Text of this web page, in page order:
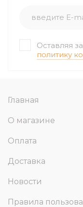
Главная
О магазине
Оплата
Доставка
Новости
Правила
Оставляя
политику